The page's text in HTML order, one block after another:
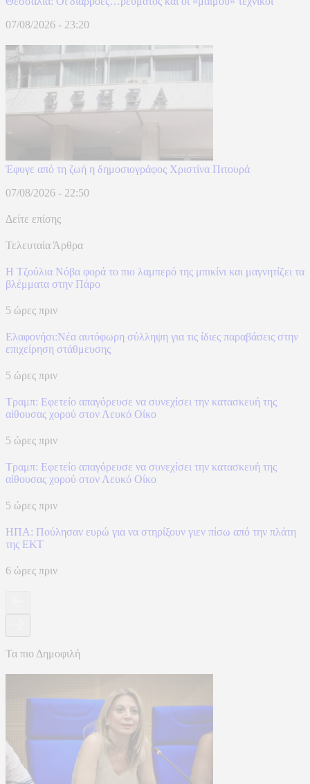
07/08/2026 - 23:20
Έφυγε από τη ζωή η δημοσιογράφος Χριστίνα Πιτουρά
07/08/2026 - 22:50
Δείτε επίσης
Τελευταία Άρθρα
Η Τζούλια Νόβα φορά το πιο λαμπερό της μπικίνι και μαγνητίζει τα
βλέμματα στην Πάρο
5 ώρες πριν
Ελαφονήσι:Νέα αυτόφωρη σύλληψη για τις ίδιες παραβάσεις στην
επιχείρηση στάθμευσης
5 ώρες πριν
Τραμπ: Εφετείο απαγόρευσε να συνεχίσει την κατασκευή της
αίθουσας χορού στον Λευκό Οίκο
5 ώρες πριν
Τραμπ: Εφετείο απαγόρευσε να συνεχίσει την κατασκευή της
αίθουσας χορού στον Λευκό Οίκο
5 ώρες πριν
ΗΠΑ: Πούλησαν ευρώ για να στηρίξουν γιεν πίσω από την πλάτη
της ΕΚΤ
6 ώρες πριν
Τα πιο Δημοφιλή